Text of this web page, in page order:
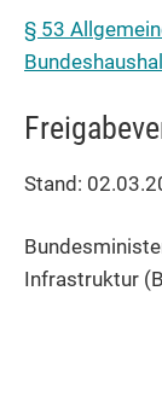
§ 53
Stand:
Infrastruktur